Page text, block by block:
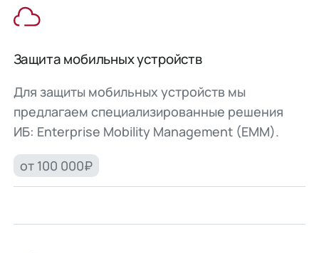
Защита мобильных устройств
Для защиты мобильных устройств мы
предлагаем специализированные решения
ИБ: Enterprise Mobility Management (EMM).
от 100 000₽